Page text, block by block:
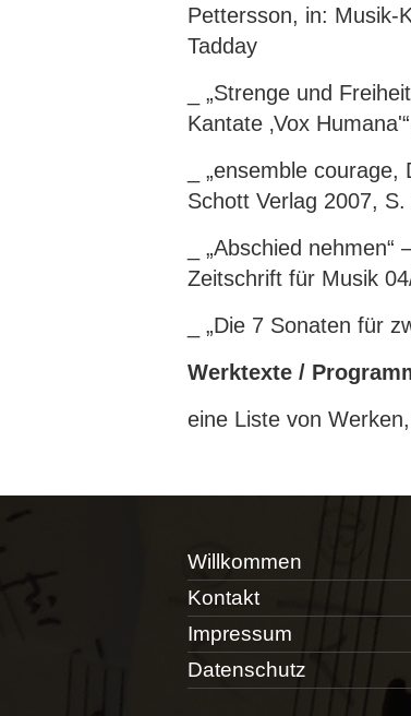
Pettersson, in: Musik-
Tadday
_ „Strenge und
Kantate ‚Vox
_ „ensemble
Schott Verlag 2007, S.
_ „Abschied
Zeitschrift für Musik
_ „Die 7 Sonaten für
Werktexte /
eine Liste von
Willkommen
Kontakt
Impressum
Datenschutz